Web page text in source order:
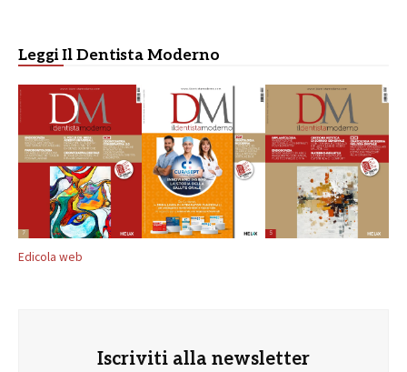
Leggi Il Dentista Moderno
Edicola web
Iscriviti alla newsletter